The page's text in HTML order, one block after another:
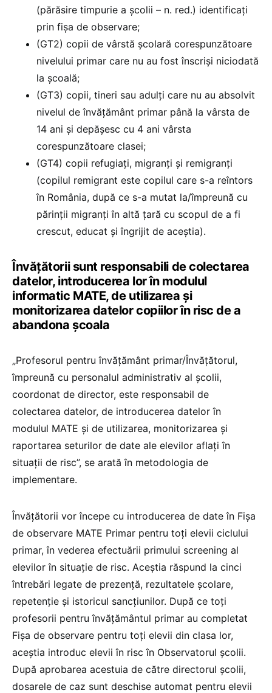
(părăsire timpurie a școlii – n. red.) identificați
prin fișa de observare;
(GT2) copii de vârstă școlară corespunzătoare
nivelului primar care nu au fost înscriși niciodată
la școală;
(GT3) copii, tineri sau adulți care nu au absolvit
nivelul de învățământ primar până la vârsta de
14 ani și depășesc cu 4 ani vârsta
corespunzătoare clasei;
(GT4) copii refugiați, migranți și remigranți
(copilul remigrant este copilul care s-a reîntors
în România, după ce s-a mutat la/împreună cu
părinții migranți în altă țară cu scopul de a fi
crescut, educat și îngrijit de aceștia).
Învățătorii sunt responsabili de colectarea
datelor, introducerea lor în modulul
informatic MATE, de utilizarea și
monitorizarea datelor copiilor în risc de a
abandona școala
„Profesorul pentru învățământ primar/Învățătorul,
împreună cu personalul administrativ al școlii,
coordonat de director, este responsabil de
colectarea datelor, de introducerea datelor în
modulul MATE și de utilizarea, monitorizarea și
raportarea seturilor de date ale elevilor aflați în
situații de risc”, se arată în metodologia de
implementare.
Învățătorii vor începe cu introducerea de date în Fișa
de observare MATE Primar pentru toți elevii ciclului
primar, în vederea efectuării primului screening al
elevilor în situație de risc. Aceștia răspund la cinci
întrebări legate de prezență, rezultatele școlare,
repetenție și istoricul sancțiunilor. După ce toți
profesorii pentru învățământul primar au completat
Fișa de observare pentru toți elevii din clasa lor,
aceștia introduc elevii în risc în Observatorul școlii.
După aprobarea acestuia de către directorul școlii,
dosarele de caz sunt deschise automat pentru elevii